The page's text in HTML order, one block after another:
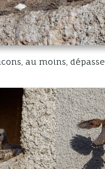
au moins,